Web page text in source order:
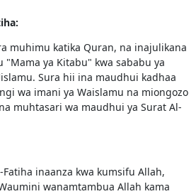
muhimu katika Quran, na inajulikana
"Mama ya Kitabu" kwa sababu ya
Sura hii ina maudhui kadhaa
wa imani ya Waislamu na miongozo
muhtasari wa maudhui ya Surat Al-
Fatiha inaanza kwa kumsifu Allah,
wanamtambua Allah kama